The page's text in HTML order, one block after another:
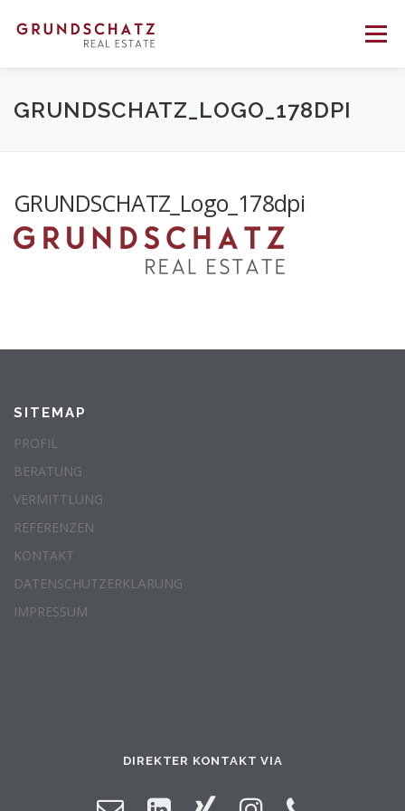
zum
Menü
PROFIL BERATUNG VERMITTLUNG
GRUNDSCHATZ_LOGO_178DPI
GRUNDSCHATZ_Logo_178dpi
SITEMAP
PROFIL
BERATUNG
VERMITTLUNG
REFERENZEN
KONTAKT
DATENSCHUTZERKLÄRUNG
IMPRESSUM
DIREKTER KONTAKT VIA